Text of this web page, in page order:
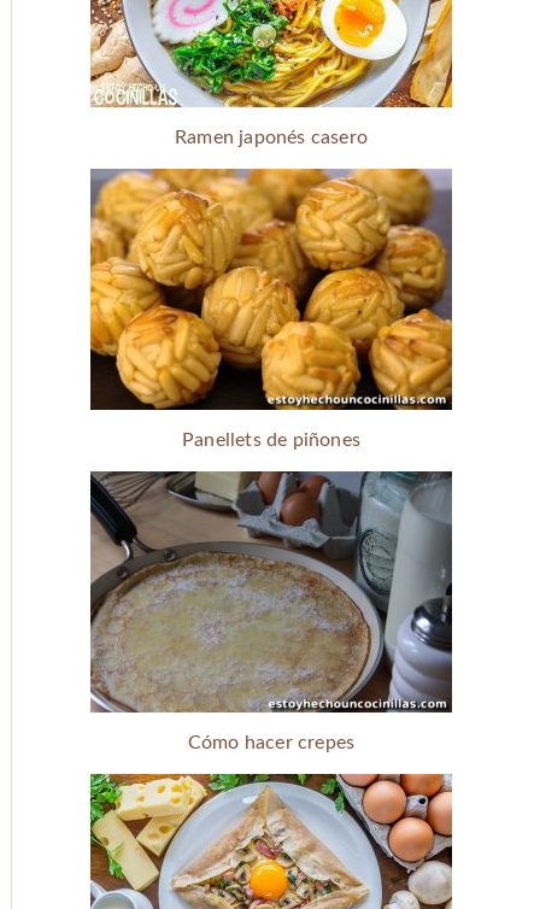
Ramen japonés casero
Panellets de piñones
Cómo hacer crepes